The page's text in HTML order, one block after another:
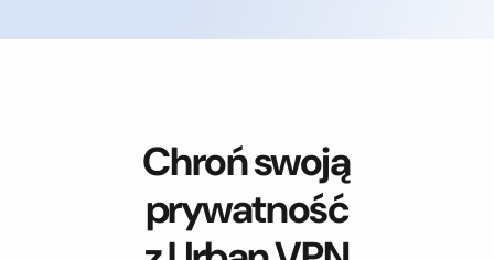
Chroń swoją
prywatność